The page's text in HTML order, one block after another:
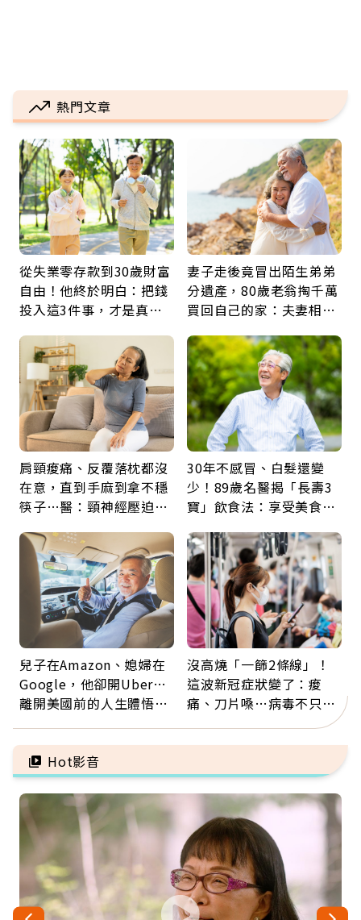
熱門文章
從失業零存款到30歲財富
自由！他終於明白：把錢
投入這3件事，才是真正
妻子走後竟冒出陌生弟弟
分遺產，80歲老翁掏千萬
買回自己的家：夫妻相守
肩頸痠痛、反覆落枕都沒
在意，直到手麻到拿不穩
筷子…醫：頸神經壓迫上
鍵
30年不感冒、白髮還變
少！89歲名醫揭「長壽3
寶」飲食法：享受美食不
兒子在Amazon、媳婦在
Google，他卻開Uber…
離開美國前的人生體悟：
沒高燒「一篩2條線」！
這波新冠症狀變了：痠
痛、刀片嗓…病毒不只攻
肺，三高族恐引發全身血
管發炎
Hot影音